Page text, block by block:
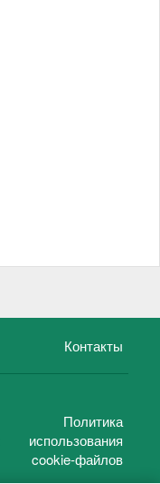
Контакты
Политика
использования
cookie-файлов